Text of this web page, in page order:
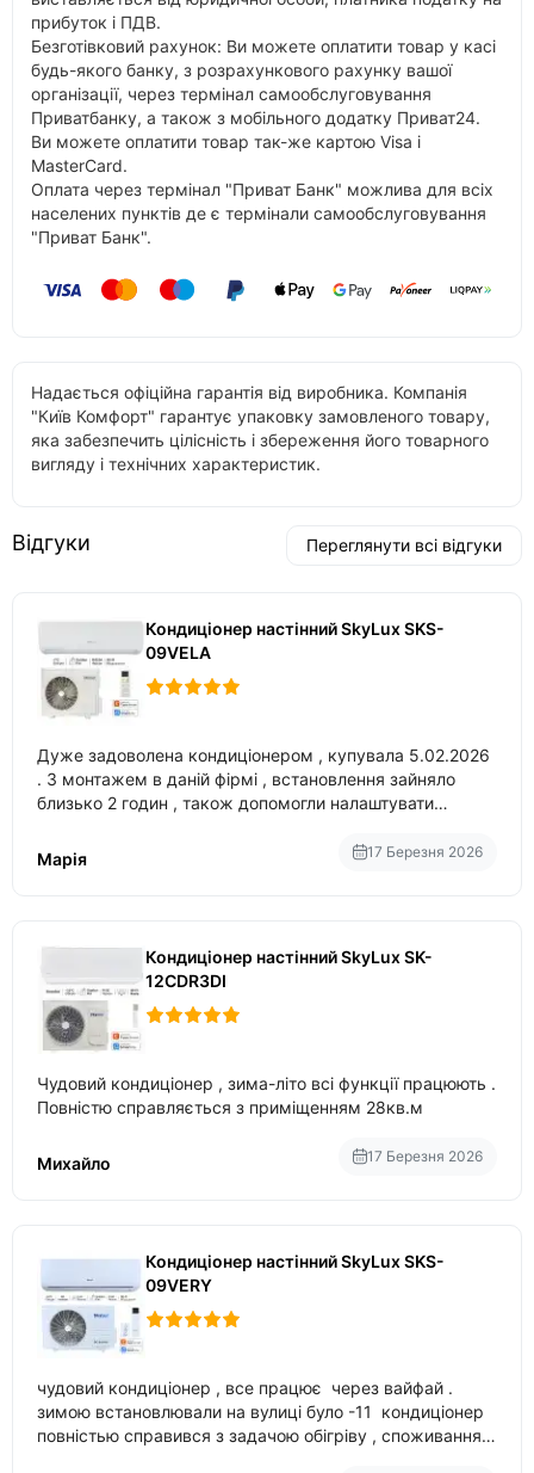
прибуток і ПДВ.
Безготівковий рахунок: Ви можете оплатити товар у касі
будь-якого банку, з розрахункового рахунку вашої
організації, через термінал самообслуговування
Приватбанку, а також з мобільного додатку Приват24.
Ви можете оплатити товар так-же картою Visa і
MasterCard.
Оплата через термінал "Приват Банк" можлива для всіх
населених пунктів де є термінали самообслуговування
"Приват Банк".
Надається офіційна гарантія від виробника. Компанія
"Київ Комфорт" гарантує упаковку замовленого товару,
яка забезпечить цілісність і збереження його товарного
вигляду і технічних характеристик.
Відгуки Переглянути всі відгуки
Кондиціонер настінний SkyLux SKS-
09VELA
Дуже задоволена кондиціонером , купувала 5.02.2026
. З монтажем в даній фірмі , встановлення зайняло
близько 2 годин , також допомогли налаштувати
Марія
17 Березня 2026
Кондиціонер настінний SkyLux SK-
12CDR3DI
Чудовий кондиціонер , зима-літо всі функції працюють .
Повністю справляється з приміщенням 28кв.м
Михайло 17 Березня 2026
Кондиціонер настінний SkyLux SKS-
09VERY
чудовий кондиціонер , все працює через вайфай .
зимою встановлювали на вулиці було -11 кондиціонер
повністью справився з задачою обігріву , споживання